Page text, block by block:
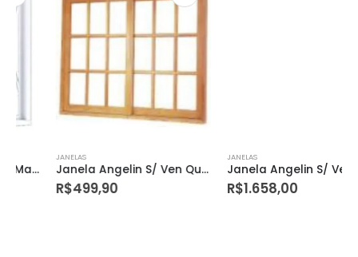
Janela Angelin S/ Ven Quadr 140×120 390 Rondosul
499,90
Janela Angelin S/ Ven Quadr 180×120 390 Rondosul
1.658,00